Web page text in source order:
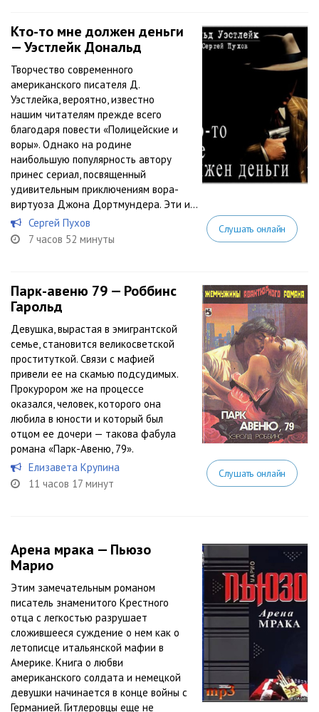
Кто-то мне должен деньги
— Уэстлейк Дональд
Творчество современного
американского писателя Д.
Уэстлейка, вероятно, известно
нашим читателям прежде всего
благодаря повести «Полицейские и
воры». Однако на родине
наибольшую популярность автору
принес сериал, посвященный
удивительным приключениям вора-
виртуоза Джона Дортмундера. Эти и...
Сергей Пухов
7 часов 52 минуты
Слушать онлайн
Парк-авеню 79 — Роббинс
Гарольд
Девушка, вырастая в эмигрантской
семье, становится великосветской
проституткой. Связи с мафией
привели ее на скамью подсудимых.
Прокурором же на процессе
оказался, человек, которого она
любила в юности и который был
отцом ее дочери — такова фабула
романа «Парк-Авеню, 79».
Елизавета Крупина
11 часов 17 минут
Слушать онлайн
Арена мрака — Пьюзо
Марио
Этим замечательным романом
писатель знаменитого Крестного
отца с легкостью разрушает
сложившееся суждение о нем как о
летописце итальянской мафии в
Америке. Книга о любви
американского солдата и немецкой
девушки начинается в конце войны с
Германией. Гитлеровцы еще не